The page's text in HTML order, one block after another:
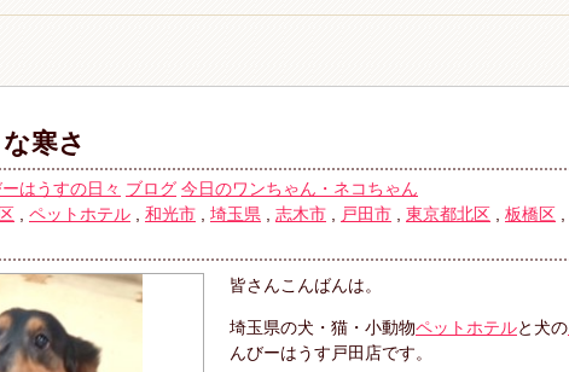
寒さ
はうすの日々 ブログ 今日のワンちゃん・ネコちゃん
ペットホテル 和光市 埼玉県 志木市 戸田市 東京都北区 板橋区
皆さんこんばんは。
埼玉県の犬・猫・小動物ペットホテルと犬の
んびーはうす戸田店です。